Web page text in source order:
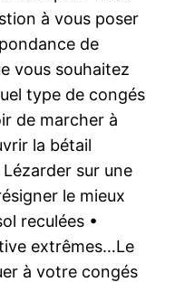
à vous poser
de
vous souhaitez
type de congés
de marcher à
la bétail
sur une
le mieux
reculées •
extrêmes…Le
à votre congés